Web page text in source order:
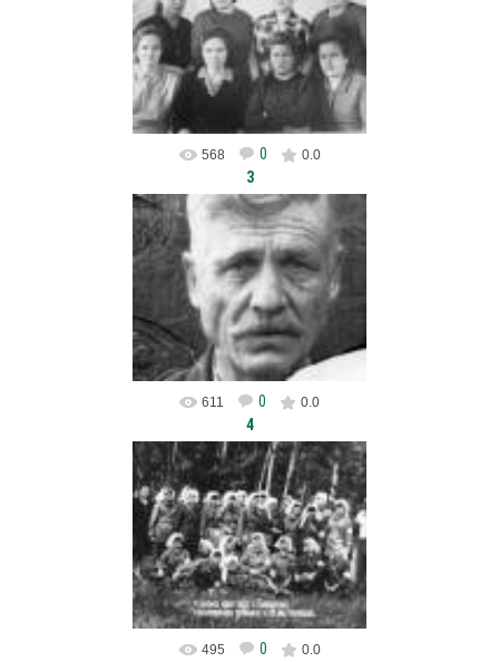
crb
568 0 0.0
3
04.02.2013
crb
611 0 0.0
4
04.02.2013
crb
495 0 0.0